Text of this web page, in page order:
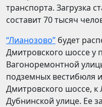
транспорта. Загрузка
составит 70 тысяч
“Лианозово” будет
Дмитровского шоссе у
Вагоноремонтной
подземных вестибюля
Дмитровского шоссе, к
Дубнинской улице. Ее